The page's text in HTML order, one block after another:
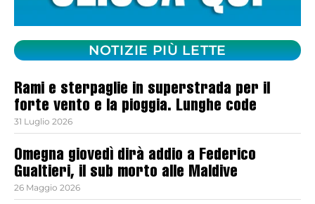
NOTIZIE PIÙ LETTE
Rami e sterpaglie in superstrada per il
forte vento e la pioggia. Lunghe code
31 Luglio 2026
Omegna giovedì dirà addio a Federico
Gualtieri, il sub morto alle Maldive
26 Maggio 2026